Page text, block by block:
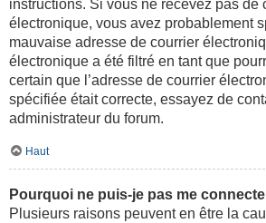
instructions. Si vous ne recevez pas de
électronique, vous avez probablement
mauvaise adresse de courrier
électronique a été filtré en tant que
certain que l’adresse de courrier
spécifiée était correcte, essayez de
administrateur du forum.
Haut
Pourquoi ne puis-je pas me
Plusieurs raisons peuvent en être la